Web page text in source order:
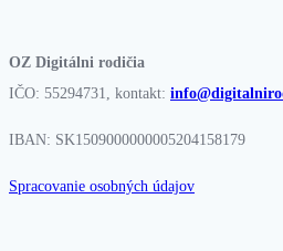
OZ Digitálni rodičia
IČO: 55294731, kontakt:
IBAN: SK1509000000005204158179
Spracovanie osobných údajov